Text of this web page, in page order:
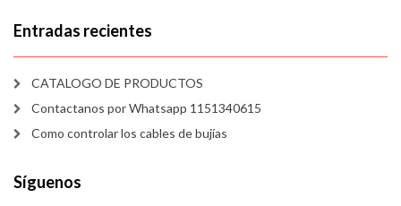
Entradas recientes
CATALOGO DE PRODUCTOS
Contactanos por Whatsapp 1151340615
Como controlar los cables de bujías
Síguenos